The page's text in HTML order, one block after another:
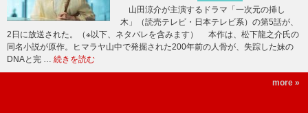
山田涼介が主演するドラマ「一次元の挿し
木」（読売テレビ・日本テレビ系）の第5話が、
2日に放送された。（※以下、ネタバレを含みます） 本作は、松下龍之介氏の
同名小説が原作。ヒマラヤ山中で発掘された200年前の人骨が、失踪した妹の
DNAと完 … 続きを読む
more »